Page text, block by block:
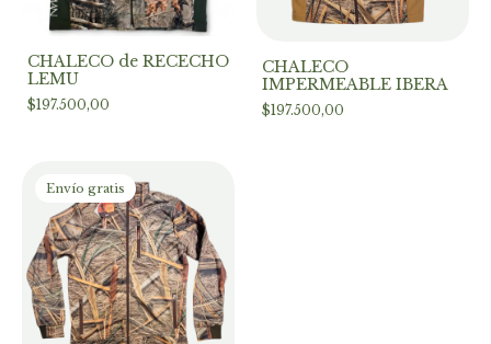
CHALECO de RECECHO
LEMU
$197.500,00
CHALECO
IMPERMEABLE IBERA
$197.500,00
Envío gratis